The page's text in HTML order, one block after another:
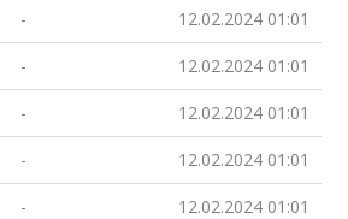
- 12.02.2024 01:01
- 12.02.2024 01:01
- 12.02.2024 01:01
- 12.02.2024 01:01
- 12.02.2024 01:01